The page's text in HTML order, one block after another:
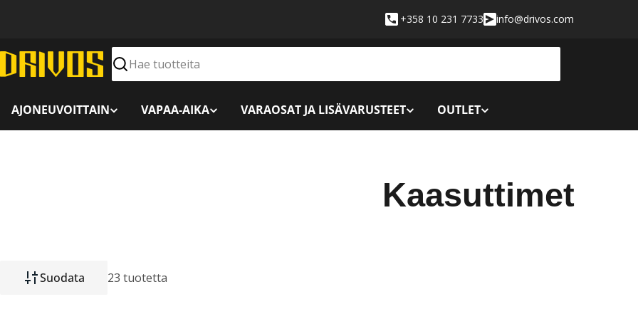
+358 10 231 7733 info@drivos.com
Hae
AJONEUVOITTAIN VAPAA-AIKA VARAOSAT JA LISÄVARUSTEET OUTLET
K
Kaasuttimet
23 tuotetta
Suodata